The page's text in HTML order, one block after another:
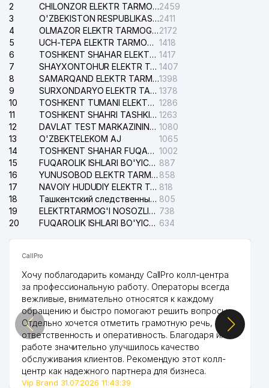
2
CHILONZOR ELEKTR TARMOG'I NOSOZLIK XIZMATI2459
3
O'ZBEKISTON RESPUBLIKASI BOSH PROKURATURASI ISHONCH TELEFONI2411
4
OLMAZOR ELEKTR TARMOG'I NOSOZLIKLARI XIZMATI2172
5
UCH-TEPA ELEKTR TARMOG'I NOSOZLIKLARI XIZMATI 1418
6
TOSHKENT SHAHAR ELEKTR TARMOQLARI KORXONASI AJ 1417
7
SHAYXONTOHUR ELEKTR TARMOG'I NOSOZLIKLARINI TUZATISH XIZMATI 1407
8
SAMARQAND ELEKTR TARMOQLARI AJ1398
9
SURXONDARYO ELEKTR TARMOQLARI AJ 1378
10
TOSHKENT TUMANI ELEKTR TARMOG'I AVARIYA XIZMATI 1286
11
TOSHKENT SHAHRI TASHKILOT TELEFONLARI HAQIDA MA'LUMOT BYUROSI 1263
12
DAVLAT TEST MARKAZINING ISHONCH TELEFONLARI 1080
13
O'ZBEKTELEKOM AJ
1065
14
TOSHKENT SHAHAR FUQAROLIK ISHLARI BO'YICHA SUDI 1002
15
FUQAROLIK ISHLARI BO'YICHA YAKKASAROY TUMANLARARO SUDI 887
16
YUNUSOBOD ELEKTR TARMOG'I NOSOZLIKLARI XIZMATI 858
17
NAVOIY HUDUDIY ELEKTR TARMOQLARI KORXONASI AJ 818
18
Ташкентский следственный изолятор 805
19
ELEKTRTARMOG'I NOSOZLIKLARINI TO'ZATISH SERGELI XIZMATI 738
20
FUQAROLIK ISHLARI BO'YICHA UCH-TEPA TUMANI SUDI 634
CallPro
Хочу поблагодарить команду CallPro колл-центра
за профессиональную работу. Операторы всегда
вежливые, внимательно относятся к каждому
обращению и быстро помогают решить вопросы.
Отдельно хочется отметить грамотную речь,
ответственность и оперативность. Благодаря их
работе значительно улучшилось качество
обслуживания клиентов. Рекомендую этот колл-
центр как надежного партнера для бизнеса.
Vip Brand 31.07.2026 11:43:39